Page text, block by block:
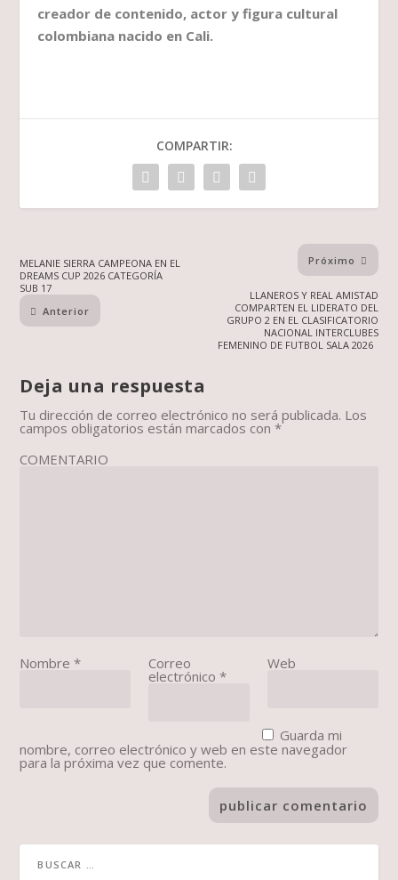
creador de contenido, actor y figura cultural
colombiana nacido en Cali.
COMPARTIR:
MELANIE SIERRA CAMPEONA EN EL
DREAMS CUP 2026 CATEGORÍA
SUB 17
Anterior
Próximo
LLANEROS Y REAL AMISTAD
COMPARTEN EL LIDERATO DEL
GRUPO 2 EN EL CLASIFICATORIO
NACIONAL INTERCLUBES
FEMENINO DE FUTBOL SALA 2026
Deja una respuesta
Tu dirección de correo electrónico no será publicada. Los
campos obligatorios están marcados con*
COMENTARIO
Nombre* Correo
electrónico *
Web
Guarda mi
nombre, correo electrónico y web en este navegador
para la próxima vez que comente.